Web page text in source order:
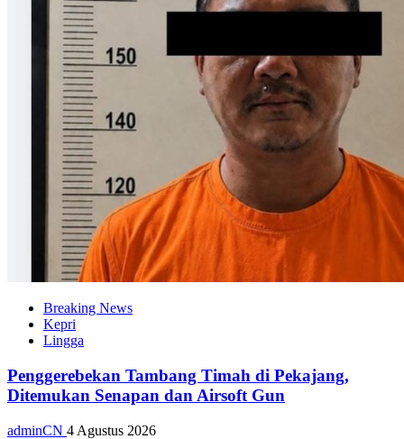
Breaking News
Kepri
Lingga
Penggerebekan Tambang Timah di Pekajang,
Ditemukan Senapan dan Airsoft Gun
adminCN 4 Agustus 2026